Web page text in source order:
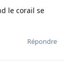
le corail se
Répondre